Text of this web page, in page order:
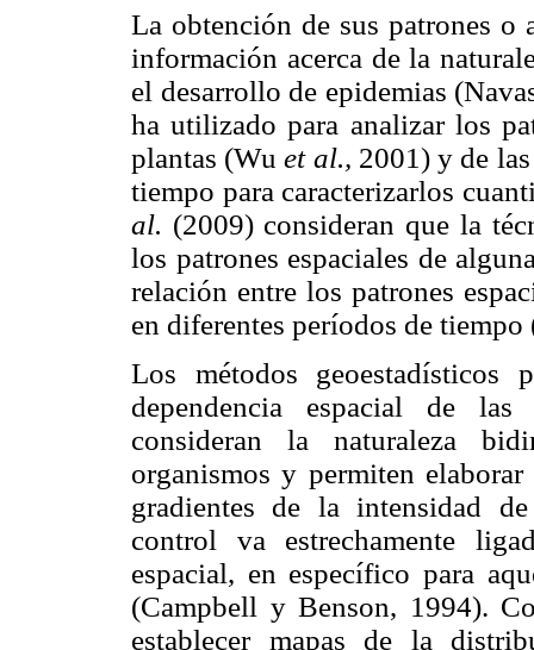
La obtención de sus patrones o
información acerca de la
el desarrollo de epidemias
ha utilizado para analizar los
plantas (Wuet al., 2001) y de
tiempo para caracterizarlos
al. (2009) consideran que la
los patrones espaciales de
relación entre los patrones
en diferentes períodos de
Los métodos geoestadísticos
dependencia espacial de
consideran la naturaleza
organismos y permiten
gradientes de la intensidad
control va estrechamente
espacial, en específico para
(Campbell y Benson, 1994).
establecer mapas de la